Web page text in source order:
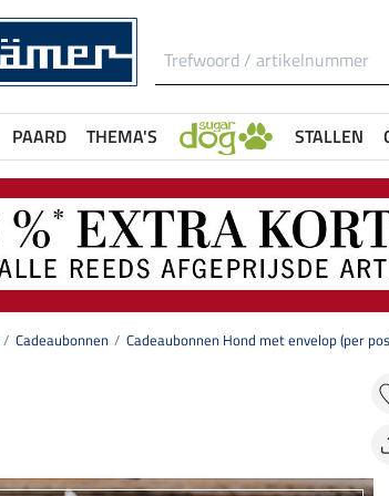
PAARD THEMA'S STALLEN
Cadeaubonnen Cadeaubonnen Hond met envelop (per